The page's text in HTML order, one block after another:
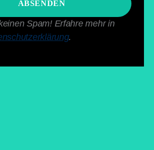
Spam! Erfahre mehr in
.